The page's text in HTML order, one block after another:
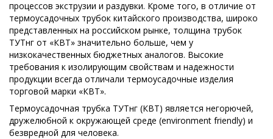
процессов экструзии и раздувки. Кроме того, в отличие от
термоусадочных трубок китайского производства, широко
представленных на российском рынке, толщина трубок
ТУТнг от «КВТ» значительно больше, чем у
низкокачественных бюджетных аналогов. Высокие
требования к изолирующим свойствам и надежности
продукции всегда отличали термоусадочные изделия
торговой марки «КВТ».
Термоусадочная трубка ТУТнг (КВТ) является негорючей,
дружелюбной к окружающей среде (environment friendly) и
безвредной для человека.